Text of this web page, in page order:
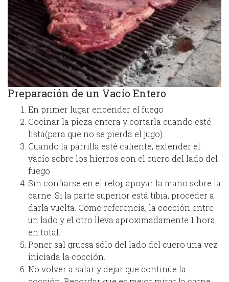
Preparación de un Vacío Entero
En primer lugar encender el fuego
Cocinar la pieza entera y cortarla cuando esté
lista(para que no se pierda el jugo)
Cuando la parrilla esté caliente, extender el
vacío sobre los hierros con el cuero del lado del
fuego.
Sin confiarse en el reloj, apoyar la mano sobre la
carne. Si la parte superior está tibia, proceder a
darla vuelta. Como referencia, la cocción entre
un lado y el otro lleva aproximadamente 1 hora
en total.
Poner sal gruesa sólo del lado del cuero una vez
iniciada la cocción.
No volver a salar y dejar que continúe la